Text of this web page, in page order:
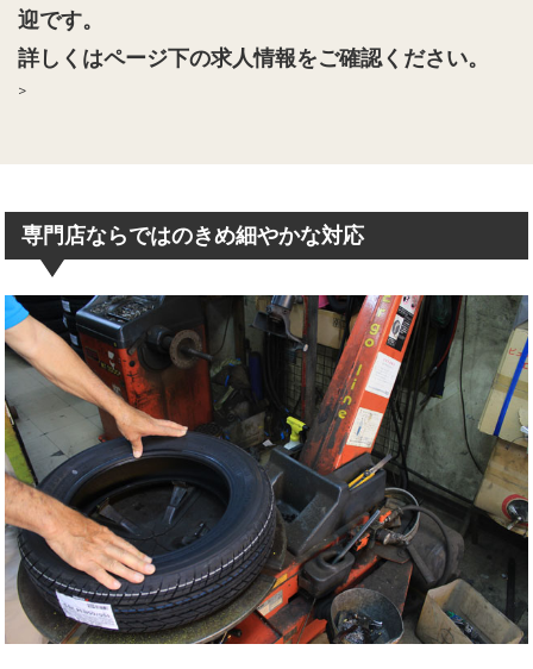
迎です。
詳しくはページ下の求人情報をご確認ください。
>
専門店ならではのきめ細やかな対応